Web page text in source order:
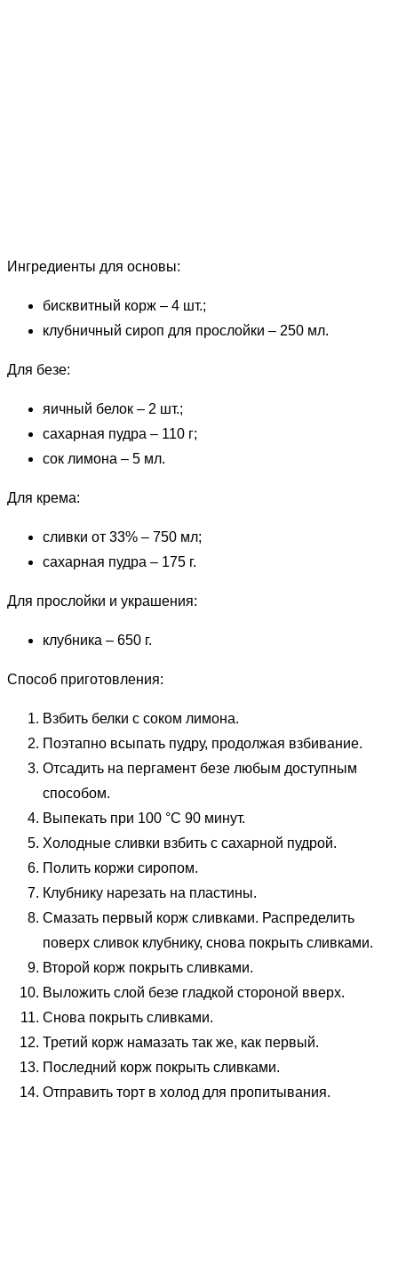
Ингредиенты для основы:
бисквитный корж – 4 шт.;
клубничный сироп для прослойки – 250 мл.
Для безе:
яичный белок – 2 шт.;
сахарная пудра – 110 г;
сок лимона – 5 мл.
Для крема:
сливки от 33% – 750 мл;
сахарная пудра – 175 г.
Для прослойки и украшения:
клубника – 650 г.
Способ приготовления:
Взбить белки с соком лимона.
Поэтапно всыпать пудру, продолжая взбивание.
Отсадить на пергамент безе любым доступным
способом.
Выпекать при 100 °С 90 минут.
Холодные сливки взбить с сахарной пудрой.
Полить коржи сиропом.
Клубнику нарезать на пластины.
Смазать первый корж сливками. Распределить
поверх сливок клубнику, снова покрыть сливками.
Второй корж покрыть сливками.
Выложить слой безе гладкой стороной вверх.
Снова покрыть сливками.
Третий корж намазать так же, как первый.
Последний корж покрыть сливками.
Отправить торт в холод для пропитывания.